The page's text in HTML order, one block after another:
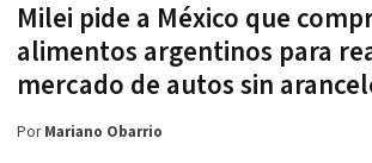
Milei pide a México que
alimentos argentinos para
mercado de autos sin
PorMariano Obarrio